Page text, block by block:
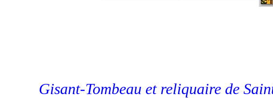
Gisant-Tombeau et reliquaire de